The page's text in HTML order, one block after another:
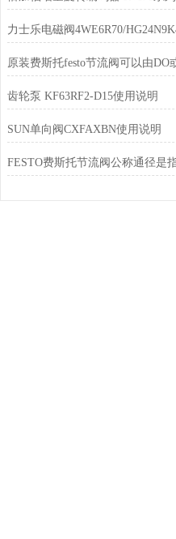
齿轮泵 KF63RF2-D15使用说明
SUN单向阀CXFAXBN使用说明